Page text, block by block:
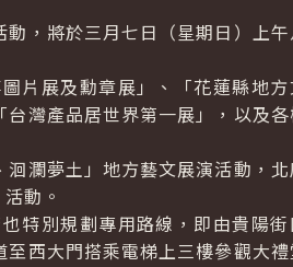
，將於三月七日（星期日）上午
片展及勳章展」、「花蓮縣地方
灣產品居世界第一展」，以及各
瀾夢土」地方藝文展演活動，北
動。
特別規劃專用路線，即由貴陽街
西大門搭乘電梯上三樓參觀大禮